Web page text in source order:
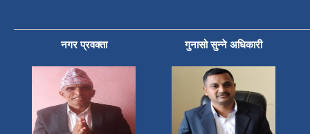
नगर प्रवक्ता गुनासो सुन्ने अधिकारी